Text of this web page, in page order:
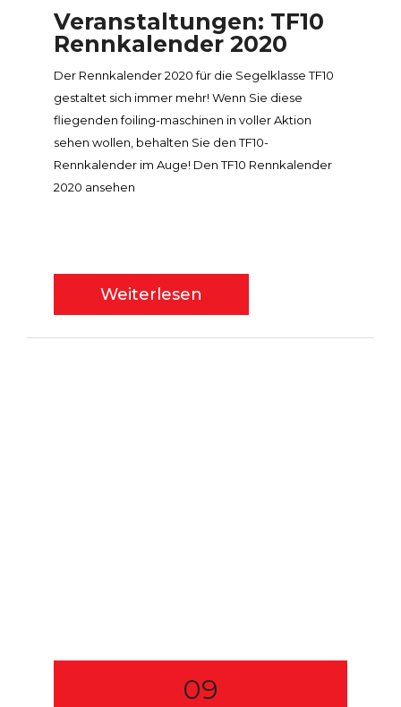
Veranstaltungen: TF10
Rennkalender 2020
Der Rennkalender 2020 für die Segelklasse TF10
gestaltet sich immer mehr! Wenn Sie diese
fliegenden foiling-maschinen in voller Aktion
sehen wollen, behalten Sie den TF10-
Rennkalender im Auge! Den TF10 Rennkalender
2020 ansehen
Weiterlesen
09